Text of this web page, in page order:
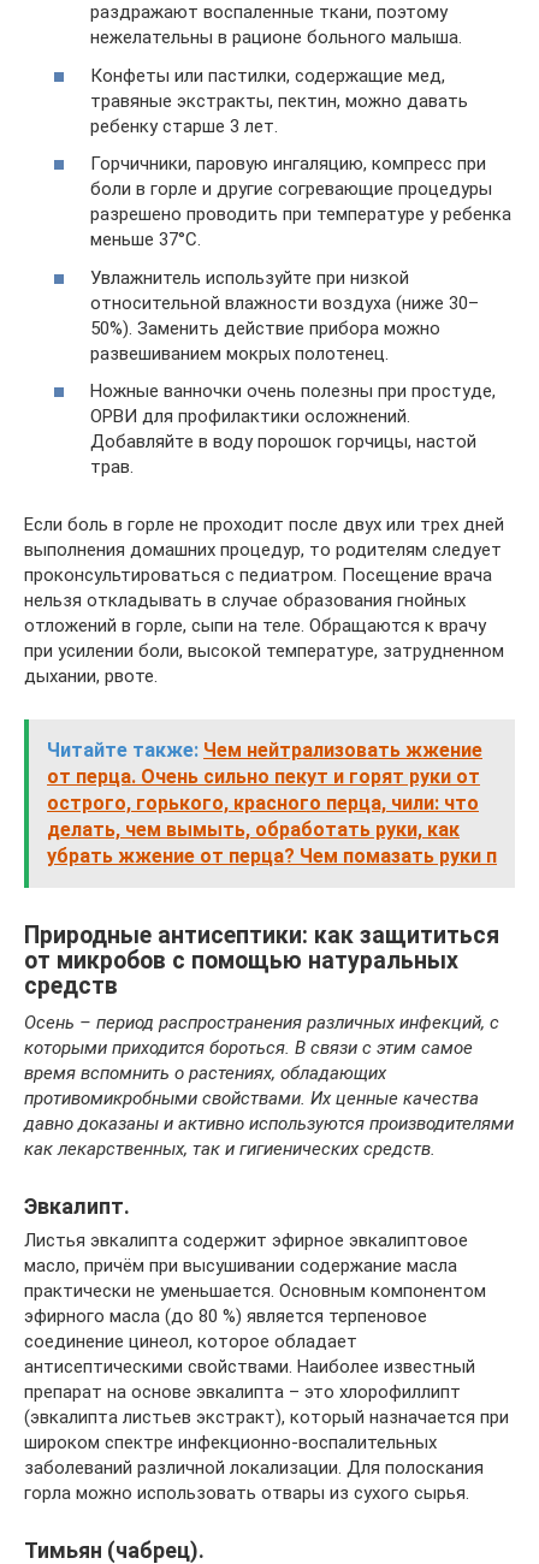
раздражают воспаленные ткани, поэтому
нежелательны в рационе больного малыша.
Конфеты или пастилки, содержащие мед,
травяные экстракты, пектин, можно давать
ребенку старше 3 лет.
Горчичники, паровую ингаляцию, компресс при
боли в горле и другие согревающие процедуры
разрешено проводить при температуре у ребенка
меньше 37°С.
Увлажнитель используйте при низкой
относительной влажности воздуха (ниже 30–
50%). Заменить действие прибора можно
развешиванием мокрых полотенец.
Ножные ванночки очень полезны при простуде,
ОРВИ для профилактики осложнений.
Добавляйте в воду порошок горчицы, настой
трав.
Если боль в горле не проходит после двух или трех дней
выполнения домашних процедур, то родителям следует
проконсультироваться с педиатром. Посещение врача
нельзя откладывать в случае образования гнойных
отложений в горле, сыпи на теле. Обращаются к врачу
при усилении боли, высокой температуре, затрудненном
дыхании, рвоте.
Читайте также: Чем нейтрализовать жжение
от перца. Очень сильно пекут и горят руки от
острого, горького, красного перца, чили: что
делать, чем вымыть, обработать руки, как
убрать жжение от перца? Чем помазать руки п
Природные антисептики: как защититься
от микробов с помощью натуральных
средств
Осень – период распространения различных инфекций, с
которыми приходится бороться. В связи с этим самое
время вспомнить о растениях, обладающих
противомикробными свойствами. Их ценные качества
давно доказаны и активно используются производителями
как лекарственных, так и гигиенических средств.
Эвкалипт.
Листья эвкалипта содержит эфирное эвкалиптовое
масло, причём при высушивании содержание масла
практически не уменьшается. Основным компонентом
эфирного масла (до 80 %) является терпеновое
соединение цинеол, которое обладает
антисептическими свойствами. Наиболее известный
препарат на основе эвкалипта – это хлорофиллипт
(эвкалипта листьев экстракт), который назначается при
широком спектре инфекционно-воспалительных
заболеваний различной локализации. Для полоскания
горла можно использовать отвары из сухого сырья.
Тимьян (чабрец).